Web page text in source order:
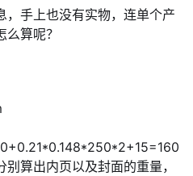
手上也没有实物，连单个产
算呢？
算出内页以及封面的重量，